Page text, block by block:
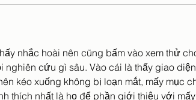
nhắc hoài nên cũng bấm vào xem thử
nghiên cứu gì sâu. Vào cái là thấy giao
kéo xuống không bị loạn mắt, mấy mục
thích nhất là họ để phần giới thiệu với